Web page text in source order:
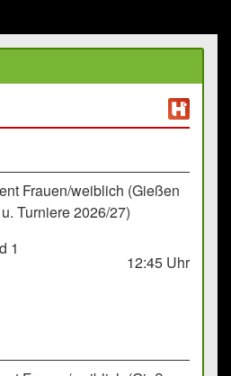
Frauen/weiblich (Gießen
Turniere 2026/27)
1
12:45 Uhr